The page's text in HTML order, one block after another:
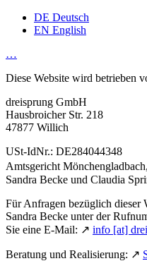
DE Deutsch
EN English
…
Diese Website wird betrieben
dreisprung GmbH
Hausbroicher Str. 218
47877 Willich
USt-IdNr.: DE284044348
Amtsgericht
Sandra Becke und Claudia
Für Anfragen bezüglich dieser
Sandra Becke unter der
Sie eine E-Mail: ↗ info [​at​]
Beratung und Realisierung: ↗